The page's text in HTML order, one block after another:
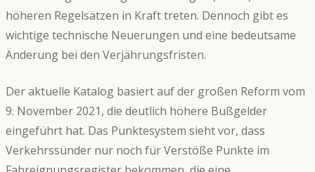
höheren Regelsätzen in Kraft treten. Dennoch gibt es
wichtige technische Neuerungen und eine bedeutsame
Änderung bei den Verjährungsfristen.
Der aktuelle Katalog basiert auf der großen Reform vom
9. November 2021, die deutlich höhere Bußgelder
eingeführt hat. Das Punktesystem sieht vor, dass
Verkehrssünder nur noch für Verstöße Punkte im